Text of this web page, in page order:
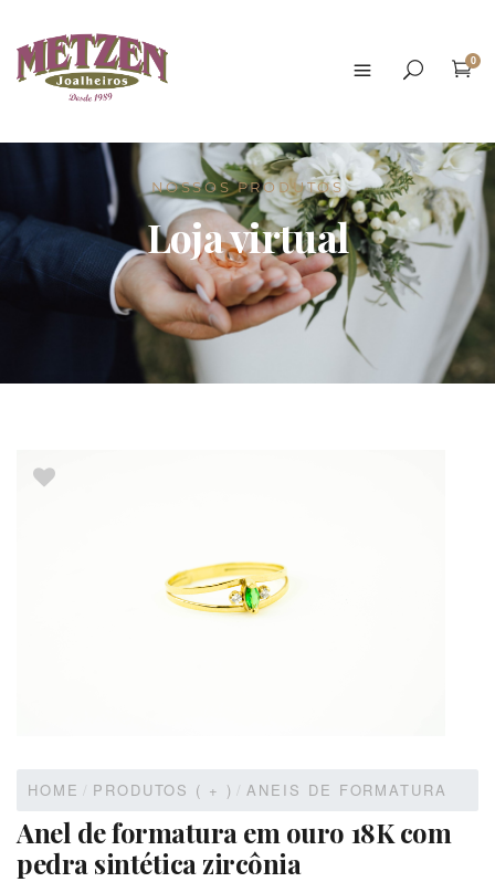
0
NOSSOS PRODUTOS
Loja virtual
HOME / PRODUTOS ( + ) / ANEIS DE FORMATURA
Anel de formatura em ouro 18K com
pedra sintética zircônia